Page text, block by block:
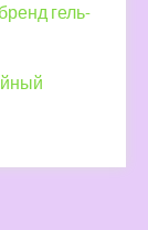
гель-